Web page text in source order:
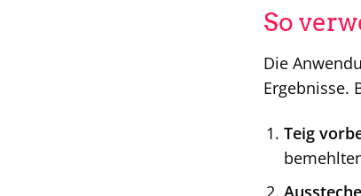
So
Die
Ergebnisse.
Teig